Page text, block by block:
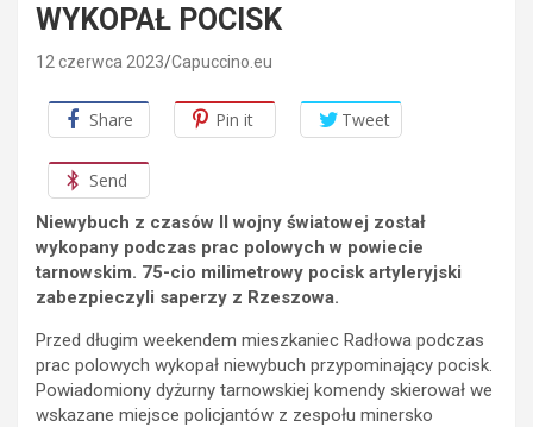
WYKOPAŁ POCISK
12 czerwca 2023 Capuccino.eu
Share Pin it Tweet
Send
Niewybuch z czasów II wojny światowej został
wykopany podczas prac polowych w powiecie
tarnowskim. 75-cio milimetrowy pocisk artyleryjski
zabezpieczyli saperzy z Rzeszowa.
Przed długim weekendem mieszkaniec Radłowa podczas
prac polowych wykopał niewybuch przypominający pocisk.
Powiadomiony dyżurny tarnowskiej komendy skierował we
wskazane miejsce policjantów z zespołu minersko